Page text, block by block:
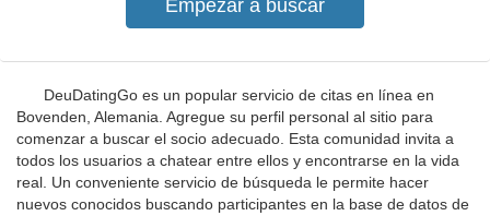
DeuDatingGo es un popular servicio de citas en línea en
Bovenden, Alemania. Agregue su perfil personal al sitio para
comenzar a buscar el socio adecuado. Esta comunidad invita a
todos los usuarios a chatear entre ellos y encontrarse en la vida
real. Un conveniente servicio de búsqueda le permite hacer
nuevos conocidos buscando participantes en la base de datos de